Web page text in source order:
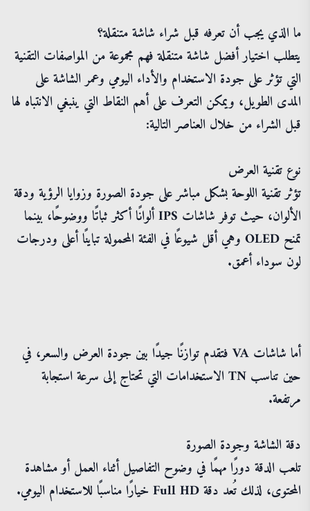
ما الذي يجب أن تعرفه قبل شراء شاشة متنقلة؟
يتطلب اختيار أفضل شاشة متنقلة فهم مجموعة من المواصفات التقنية
التي تؤثر على جودة الاستخدام والأداء اليومي وعمر الشاشة على
المدى الطويل، ويمكن التعرف على أهم النقاط التي ينبغي الانتباه لها
قبل الشراء من خلال العناصر التالية:
نوع تقنية العرض
تؤثر تقنية اللوحة بشكل مباشر على جودة الصورة وزوايا الرؤية ودقة
الألوان، حيث توفر شاشات IPS ألوانًا أكثر ثباتًا ووضوحًا، بينما
تمنح OLED وهي أقل شيوعًا في الفئة المحمولة تباينًا أعلى ودرجات
لون سوداء أعمق.
أما شاشات VA فتقدم توازنًا جيدًا بين جودة العرض والسعر، في
حين تناسب TN الاستخدامات التي تحتاج إلى سرعة استجابة
مرتفعة.
دقة الشاشة وجودة الصورة
تلعب الدقة دورًا مهمًا في وضوح التفاصيل أثناء العمل أو مشاهدة
المحتوى، لذلك تُعد دقة Full HD خيارًا مناسبًا للاستخدام اليومي.